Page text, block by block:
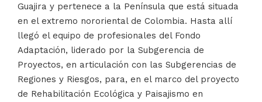
Guajira y pertenece a la Península que está situada
en el extremo nororiental de Colombia. Hasta allí
llegó el equipo de profesionales del Fondo
Adaptación, liderado por la Subgerencia de
Proyectos, en articulación con las Subgerencias de
Regiones y Riesgos, para, en el marco del proyecto
de Rehabilitación Ecológica y Paisajismo en